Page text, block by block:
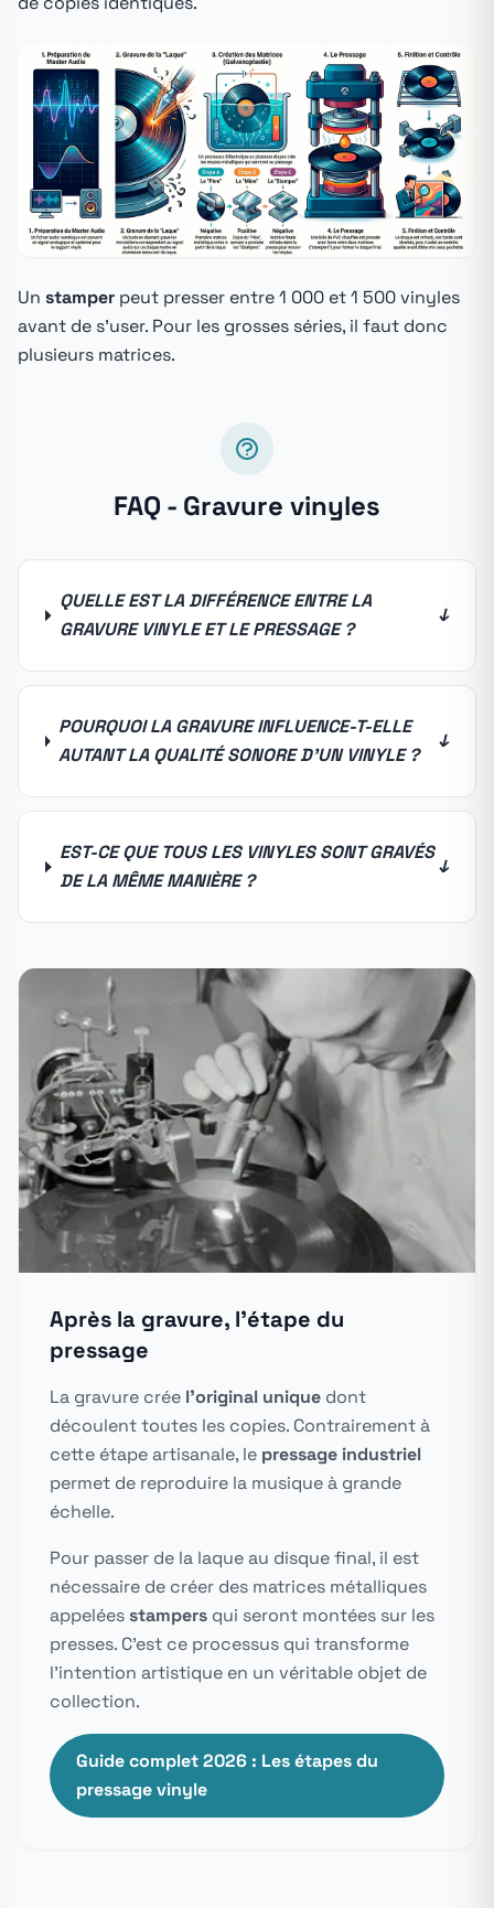
Un stamper peut presser entre 1 000 et 1 500 vinyles
avant de s'user. Pour les grosses séries, il faut donc
plusieurs matrices.
FAQ - Gravure vinyles
QUELLE EST LA DIFFÉRENCE ENTRE LA
GRAVURE VINYLE ET LE PRESSAGE ?
↓
POURQUOI LA GRAVURE INFLUENCE-T-ELLE
AUTANT LA QUALITÉ SONORE D'UN VINYLE ?
↓
EST-CE QUE TOUS LES VINYLES SONT GRAVÉS
DE LA MÊME MANIÈRE ?
↓
Après la gravure, l'étape du
pressage
La gravure crée l'original unique dont
découlent toutes les copies. Contrairement à
cette étape artisanale, le pressage industriel
permet de reproduire la musique à grande
échelle.
Pour passer de la laque au disque final, il est
nécessaire de créer des matrices métalliques
appelées stampers qui seront montées sur les
presses. C'est ce processus qui transforme
l'intention artistique en un véritable objet de
collection.
Guide complet 2026 : Les étapes du
pressage vinyle